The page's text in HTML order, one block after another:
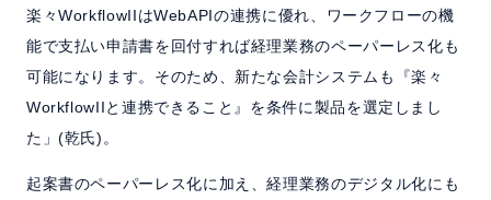
楽々WorkflowIIはWebAPIの連携に優れ、ワークフローの機
能で支払い申請書を回付すれば経理業務のペーパーレス化も
可能になります。そのため、新たな会計システムも『楽々
WorkflowIIと連携できること』を条件に製品を選定しまし
た」(乾氏)。
起案書のペーパーレス化に加え、経理業務のデジタル化にも